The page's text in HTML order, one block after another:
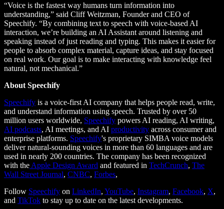
“Voice is the fastest way humans turn information into
understanding,” said Cliff Weitzman, Founder and CEO of
Speechify. “By combining text to speech with voice-based AI
interaction, we’re building an AI Assistant around listening and
speaking instead of just reading and typing. This makes it easier for
people to absorb complex material, capture ideas, and stay focused
on real work. Our goal is to make interacting with knowledge feel
natural, not mechanical.”
About Speechify
Speechify is a voice-first AI company that helps people read, write,
and understand information using speech. Trusted by over 50
million users worldwide, Speechify powers AI reading, AI writing,
AI podcasts, AI meetings, and AI productivity across consumer and
enterprise platforms. Speechify's proprietary SIMBA voice models
deliver natural-sounding voices in more than 60 languages and are
used in nearly 200 countries. The company has been recognized
with the Apple Design Award and featured in TechCrunch, The
Wall Street Journal, CNBC, Forbes,
Follow Speechify on LinkedIn, YouTube, Instagram, Facebook, X,
and TikTok to stay up to date on the latest developments.